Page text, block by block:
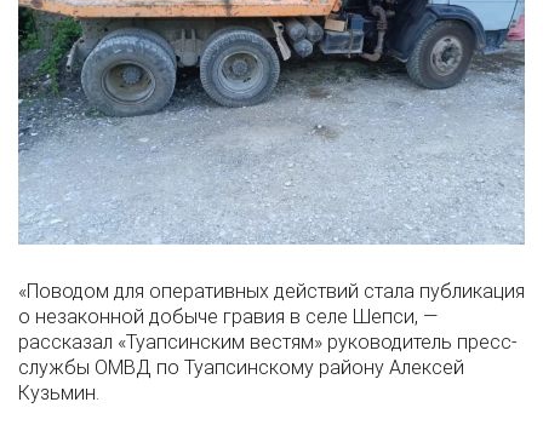
«Поводом для оперативных действий стала публикация
о незаконной добыче гравия в селе Шепси, —
рассказал «Туапсинским вестям» руководитель пресс-
службы ОМВД по Туапсинскому району Алексей
Кузьмин.